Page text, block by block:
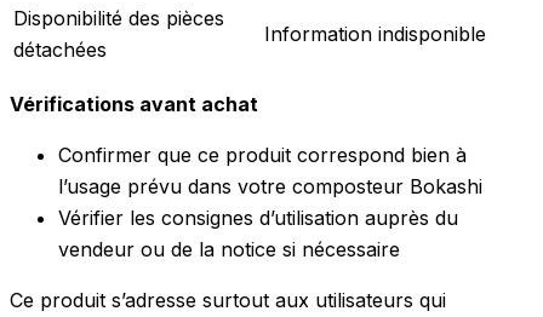
Disponibilité des pièces
détachées
Information indisponible
Vérifications avant achat
Confirmer que ce produit correspond bien à
l’usage prévu dans votre composteur Bokashi
Vérifier les consignes d’utilisation auprès du
vendeur ou de la notice si nécessaire
Ce produit s’adresse surtout aux utilisateurs qui